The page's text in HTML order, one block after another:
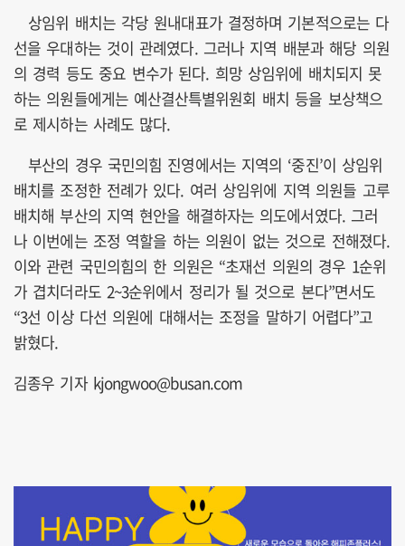
상임위 배치는 각당 원내대표가 결정하며 기본적으로는 다
선을 우대하는 것이 관례였다. 그러나 지역 배분과 해당 의원
의 경력 등도 중요 변수가 된다. 희망 상임위에 배치되지 못
하는 의원들에게는 예산결산특별위원회 배치 등을 보상책으
로 제시하는 사례도 많다.
부산의 경우 국민의힘 진영에서는 지역의 ‘중진’이 상임위
배치를 조정한 전례가 있다. 여러 상임위에 지역 의원들 고루
배치해 부산의 지역 현안을 해결하자는 의도에서였다. 그러
나 이번에는 조정 역할을 하는 의원이 없는 것으로 전해졌다.
이와 관련 국민의힘의 한 의원은 “초재선 의원의 경우 1순위
가 겹치더라도 2~3순위에서 정리가 될 것으로 본다”면서도
“3선 이상 다선 의원에 대해서는 조정을 말하기 어렵다”고
밝혔다.
김종우 기자 kjongwoo@busan.com